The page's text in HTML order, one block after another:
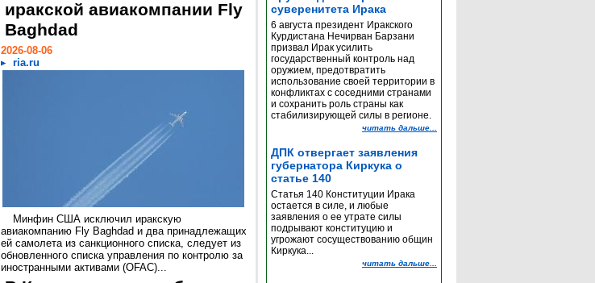
иракской авиакомпании Fly
Baghdad
2026-08-06
ria.ru
Минфин США исключил иракскую
авиакомпанию Fly Baghdad и два принадлежащих
ей самолета из санкционного списка, следует из
обновленного списка управления по контролю за
иностранными активами (OFAC)...
суверенитета Ирака
6 августа президент Иракского
Курдистана Нечирван Барзани
призвал Ирак усилить
государственный контроль над
оружием, предотвратить
использование своей территории в
конфликтах с соседними странами
и сохранить роль страны как
стабилизирующей силы в регионе.
читать дальше...
ДПК отвергает заявления
губернатора Киркука о
статье 140
Статья 140 Конституции Ирака
остается в силе, и любые
заявления о ее утрате силы
подрывают конституцию и
угрожают сосуществованию общин
Киркука...
читать дальше...